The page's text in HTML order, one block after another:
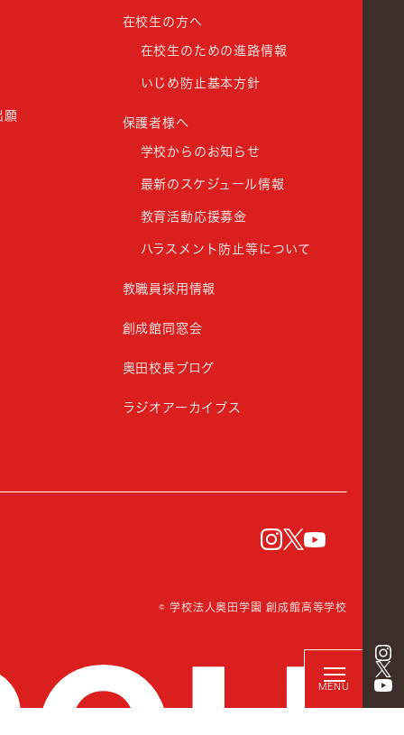
MENU
願
在校生の方へ
在校生のための進路情報
いじめ防止基本方針
保護者様へ
学校からのお知らせ
最新のスケジュール情報
教育活動応援募金
ハラスメント防止等について
教職員採用情報
創成館同窓会
奥田校長ブログ
ラジオアーカイブス
instagram
© 学校法人奥田学園 創成館高等学校